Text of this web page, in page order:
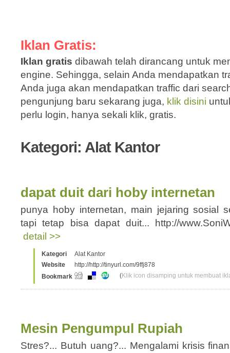
Iklan Gratis:
Iklan gratis dibawah telah dirancang untuk
engine. Sehingga, selain Anda mendapatkan
Anda juga akan mendapatkan traffic dari
pengunjung baru sekarang juga, klik disini
perlu login, hanya sekali klik, gratis.
Kategori: Alat Kantor
dapat duit dari hoby internetan
punya hoby internetan, main jejaring sosial
tapi tetap bisa dapat duit... http://
detail >>
Kategori
Alat Kantor
Website
http://http://tinyurl.com/9ffj878
Bookmark
(Klik icon disamping untuk membuat
Mesin Pengumpul Rupiah
Stres?... Butuh uang?... Mengalami krisis